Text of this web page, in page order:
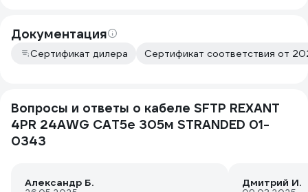
Документация
Сертификат дилера Сертификат соответствия от
Вопросы и ответы о кабеле SFTP REXANT
4PR 24AWG CAT5e 305м STRANDED 01-
0343
Александр Б. Дмитрий И.